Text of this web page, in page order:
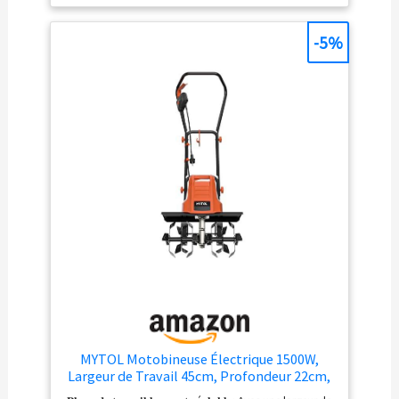
binage robustes dès quâ€on le relche. Les roues
réglables en hauteur se déplient pour le transport, et se
rétractent lorsque lâ€outil est en fonctionnement Le
guidon ergonomique et repliable permet de travailler en
tout confort et de ranger la motobineuse avec un faible
encombrement. Un dispositif de décharge de traction
protège le cble dâ€alimentation de lâ€usure,
augmentant ainsi la sécurité
MYTOL Motobineuse Électrique 1500W,
Largeur de Travail 45cm, Profondeur 22cm,
Bêche Légère avec 6×4 Dents en Acier
-5%